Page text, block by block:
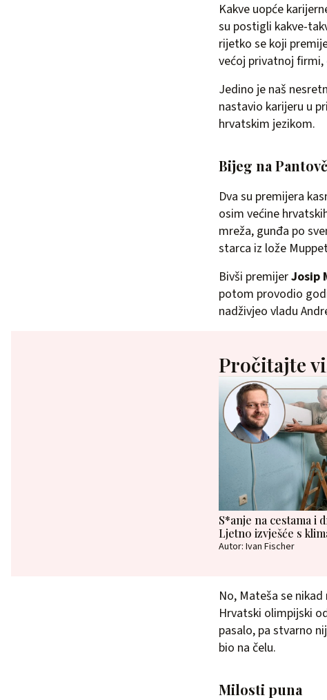
Kakve uopće
su postigli kakve-
rijetko se koji
većoj privatnoj
Jedino je naš
nastavio karijeru u
hrvatskim jezikom.
Bijeg na
Dva su premijera
osim većine
mreža, gunđa po
starca iz lože
Bivši premijerJosip
potom provodio
nadživjeo vladu
Pročitajte
S*anje na cestama i
Ljetno izvješće s
Autor: Ivan Fischer
No, Mateša se
Hrvatski olimpijski
pasalo, pa stvarno
bio na čelu.
Milosti puna